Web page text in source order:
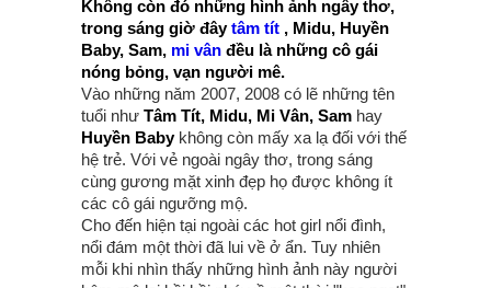
Không còn đó những hình ảnh ngây thơ,
trong sáng giờ đâytâm tít , Midu, Huyền
Baby, Sam, mi vân đều là những cô gái
nóng bỏng, vạn người mê.
Vào những năm 2007, 2008 có lẽ những tên
tuổi như Tâm Tít, Midu, Mi Vân, Sam hay
Huyền Babykhông còn mấy xa lạ đối với thế
hệ trẻ. Với vẻ ngoài ngây thơ, trong sáng
cùng gương mặt xinh đẹp họ được không ít
các cô gái ngưỡng mộ.
Cho đến hiện tại ngoài các hot girl nổi đình,
nổi đám một thời đã lui về ở ẩn. Tuy nhiên
mỗi khi nhìn thấy những hình ảnh này người